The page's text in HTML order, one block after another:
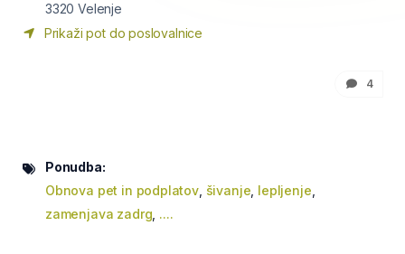
3320 Velenje
Prikaži pot do poslovalnice
4
Ponudba:
Obnova pet in podplatov, šivanje lepljenje
zamenjava zadrg ....